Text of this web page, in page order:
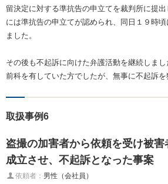
留決定に対する準抗告の申立てを裁判所に提
には準抗告の申立てが認められ、同日１９時
ました。
その後も不起訴に向けた弁護活動を継続しまし
前科を有していた方でしたが、無事に不起訴を
取扱事例6
盗撮の加害者から依頼を受け被
成立させ、不起訴となった事案
依頼者： 男性（会社員）